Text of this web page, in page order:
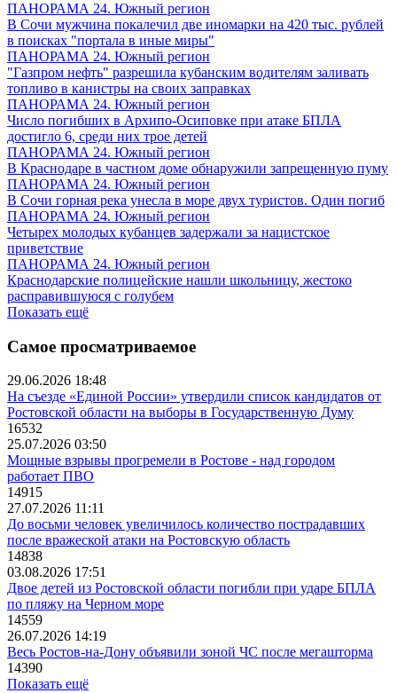
ПАНОРАМА 24. Южный регион
В Сочи мужчина покалечил две иномарки на 420 тыс. рублей
в поисках "портала в иные миры"
ПАНОРАМА 24. Южный регион
"Газпром нефть" разрешила кубанским водителям заливать
топливо в канистры на своих заправках
ПАНОРАМА 24. Южный регион
Число погибших в Архипо-Осиповке при атаке БПЛА
достигло 6, среди них трое детей
ПАНОРАМА 24. Южный регион
В Краснодаре в частном доме обнаружили запрещенную пуму
ПАНОРАМА 24. Южный регион
В Сочи горная река унесла в море двух туристов. Один погиб
ПАНОРАМА 24. Южный регион
Четырех молодых кубанцев задержали за нацистское
приветствие
ПАНОРАМА 24. Южный регион
Краснодарские полицейские нашли школьницу, жестоко
расправившуюся с голубем
Показать ещё
Самое просматриваемое
29.06.2026 18:48
На съезде «Единой России» утвердили список кандидатов от
Ростовской области на выборы в Государственную Думу
16532
25.07.2026 03:50
Мощные взрывы прогремели в Ростове - над городом
работает ПВО
14915
27.07.2026 11:11
До восьми человек увеличилось количество пострадавших
после вражеской атаки на Ростовскую область
14838
03.08.2026 17:51
Двое детей из Ростовской области погибли при ударе БПЛА
по пляжу на Черном море
14559
26.07.2026 14:19
Весь Ростов-на-Дону объявили зоной ЧС после мегашторма
14390
Показать ещё